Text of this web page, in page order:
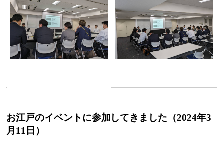
お江戸のイベントに参加してきました（2024年3
月11日）